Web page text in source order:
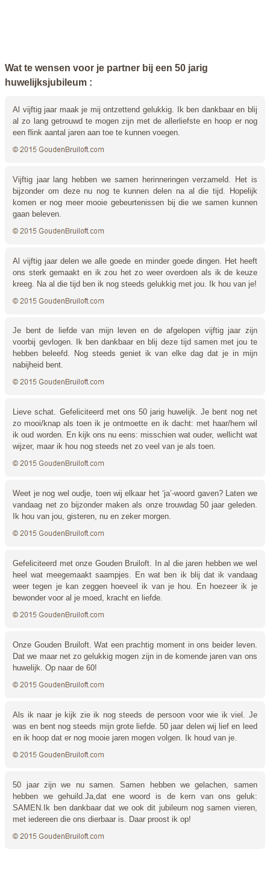
Wat te wensen voor je partner bij een 50 jarig
huwelijksjubileum :
Al vijftig jaar maak je mij ontzettend gelukkig. Ik ben dankbaar en blij
al zo lang getrouwd te mogen zijn met de allerliefste en hoop er nog
een flink aantal jaren aan toe te kunnen voegen.
Vijftig jaar lang hebben we samen herinneringen verzameld. Het is
bijzonder om deze nu nog te kunnen delen na al die tijd. Hopelijk
komen er nog meer mooie gebeurtenissen bij die we samen kunnen
gaan beleven.
Al vijftig jaar delen we alle goede en minder goede dingen. Het heeft
ons sterk gemaakt en ik zou het zo weer overdoen als ik de keuze
kreeg. Na al die tijd ben ik nog steeds gelukkig met jou. Ik hou van je!
Je bent de liefde van mijn leven en de afgelopen vijftig jaar zijn
voorbij gevlogen. Ik ben dankbaar en blij deze tijd samen met jou te
hebben beleefd. Nog steeds geniet ik van elke dag dat je in mijn
nabijheid bent.
Lieve schat. Gefeliciteerd met ons 50 jarig huwelijk. Je bent nog net
zo mooi/knap als toen ik je ontmoette en ik dacht: met haar/hem wil
ik oud worden. En kijk ons nu eens: misschien wat ouder, wellicht wat
wijzer, maar ik hou nog steeds net zo veel van je als toen.
Weet je nog wel oudje, toen wij elkaar het ‘ja’-woord gaven? Laten we
vandaag net zo bijzonder maken als onze trouwdag 50 jaar geleden.
Ik hou van jou, gisteren, nu en zeker morgen.
Gefeliciteerd met onze Gouden Bruiloft. In al die jaren hebben we wel
heel wat meegemaakt saampjes. En wat ben ik blij dat ik vandaag
weer tegen je kan zeggen hoeveel ik van je hou. En hoezeer ik je
bewonder voor al je moed, kracht en liefde.
Onze Gouden Bruiloft. Wat een prachtig moment in ons beider leven.
Dat we maar net zo gelukkig mogen zijn in de komende jaren van ons
huwelijk. Op naar de 60!
Als ik naar je kijk zie ik nog steeds de persoon voor wie ik viel. Je
was en bent nog steeds mijn grote liefde. 50 jaar delen wij lief en leed
en ik hoop dat er nog mooie jaren mogen volgen. Ik houd van je.
50 jaar zijn we nu samen. Samen hebben we gelachen, samen
hebben we gehuild.Ja,dat ene woord is de kern van ons geluk:
SAMEN.Ik ben dankbaar dat we ook dit jubileum nog samen vieren,
met iedereen die ons dierbaar is. Daar proost ik op!